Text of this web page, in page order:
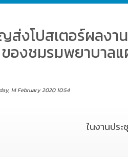
ส่งโปสเตอร์ผลงา
องชมรมพยาบาล
14 February 2020 10:54
ในงานปร